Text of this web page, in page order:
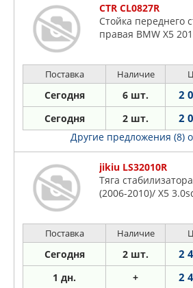
CTR CL0827R
Стойка переднего
правая BMW X5
Поставка Наличие
Сегодня 6 шт. 2
Сегодня 2 шт. 2
Другие предложения (8)
jikiu LS32010R
Тяга
(2006-2010)/ X5
Поставка Наличие
Сегодня 2 шт. 2
1 дн. + 2